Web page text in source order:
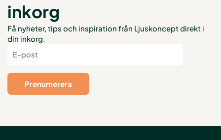
inkorg
Få nyheter, tips och inspiration från Ljuskoncept direkt i
din inkorg.